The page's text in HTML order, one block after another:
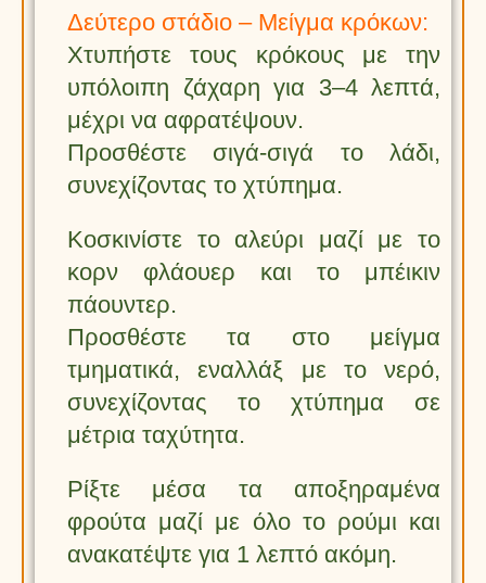
Δεύτερο στάδιο – Μείγμα κρόκων:
Χτυπήστε τους κρόκους με την
υπόλοιπη ζάχαρη για 3–4 λεπτά,
μέχρι να αφρατέψουν.
Προσθέστε σιγά-σιγά το λάδι,
συνεχίζοντας το χτύπημα.
Κοσκινίστε το αλεύρι μαζί με το
κορν φλάουερ και το μπέικιν
πάουντερ.
Προσθέστε τα στο μείγμα
τμηματικά, εναλλάξ με το νερό,
συνεχίζοντας το χτύπημα σε
μέτρια ταχύτητα.
Ρίξτε μέσα τα αποξηραμένα
φρούτα μαζί με όλο το ρούμι και
ανακατέψτε για 1 λεπτό ακόμη.